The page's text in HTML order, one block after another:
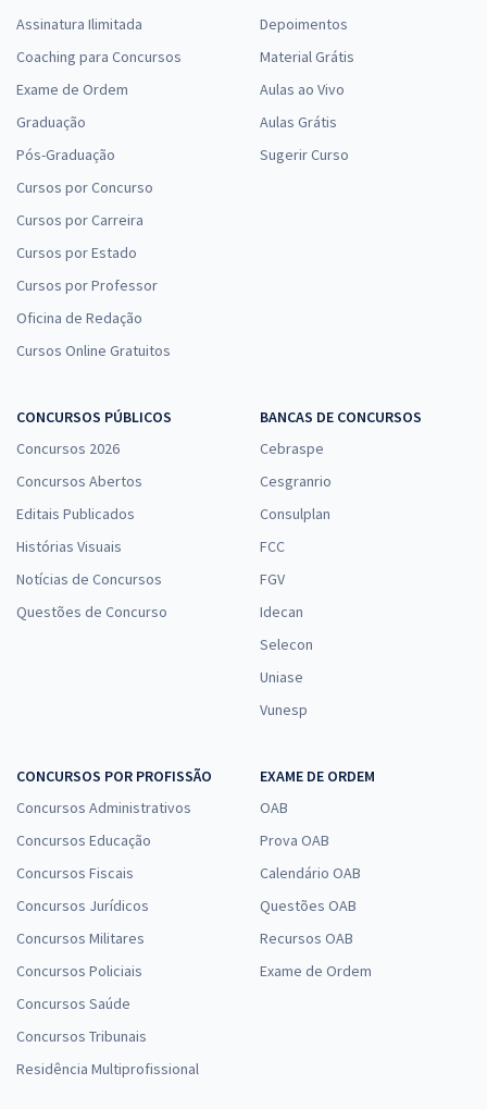
Assinatura Ilimitada
Coaching para Concursos
Exame de Ordem
Graduação
Pós-Graduação
Cursos por Concurso
Cursos por Carreira
Cursos por Estado
Cursos por Professor
Oficina de Redação
Cursos Online Gratuitos
Depoimentos
Material Grátis
Aulas ao Vivo
Aulas Grátis
Sugerir Curso
CONCURSOS PÚBLICOS
Concursos 2026
Concursos Abertos
Editais Publicados
Histórias Visuais
Notícias de Concursos
Questões de Concurso
BANCAS DE CONCURSOS
Cebraspe
Cesgranrio
Consulplan
FCC
FGV
Idecan
Selecon
Uniase
Vunesp
CONCURSOS POR PROFISSÃO
Concursos Administrativos
Concursos Educação
Concursos Fiscais
Concursos Jurídicos
Concursos Militares
Concursos Policiais
Concursos Saúde
Concursos Tribunais
Residência Multiprofissional
EXAME DE ORDEM
OAB
Prova OAB
Calendário OAB
Questões OAB
Recursos OAB
Exame de Ordem